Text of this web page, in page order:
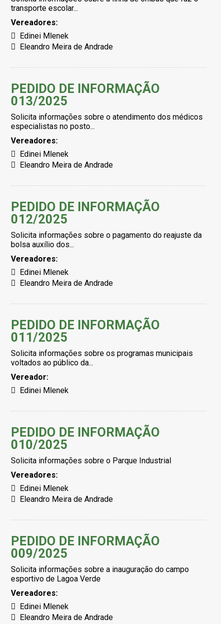
transporte escolar...
Vereadores:
Edinei Mlenek
Eleandro Meira de Andrade
PEDIDO DE INFORMAÇÃO
013/2025
Solicita informações sobre o atendimento dos médicos
especialistas no posto...
Vereadores:
Edinei Mlenek
Eleandro Meira de Andrade
PEDIDO DE INFORMAÇÃO
012/2025
Solicita informações sobre o pagamento do reajuste da
bolsa auxílio dos...
Vereadores:
Edinei Mlenek
Eleandro Meira de Andrade
PEDIDO DE INFORMAÇÃO
011/2025
Solicita informações sobre os programas municipais
voltados ao público da...
Vereador:
Edinei Mlenek
PEDIDO DE INFORMAÇÃO
010/2025
Solicita informações sobre o Parque Industrial
Vereadores:
Edinei Mlenek
Eleandro Meira de Andrade
PEDIDO DE INFORMAÇÃO
009/2025
Solicita informações sobre a inauguração do campo
esportivo de Lagoa Verde
Vereadores:
Edinei Mlenek
Eleandro Meira de Andrade